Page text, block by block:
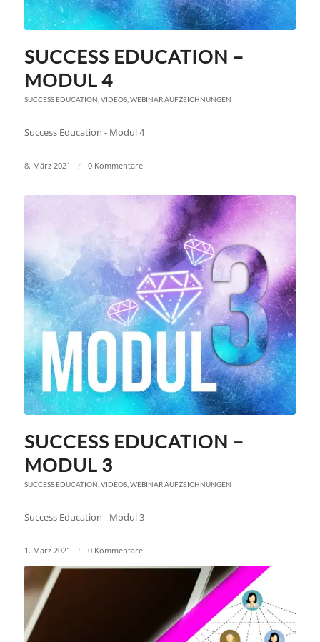
SUCCESS EDUCATION –
MODUL 4
SUCCESS EDUCATION VIDEOS, WEBINAR AUFZEICHNUNGEN
Success Education - Modul 4
8. März 2021 / 0 Kommentare
SUCCESS EDUCATION –
MODUL 3
SUCCESS EDUCATION VIDEOS, WEBINAR AUFZEICHNUNGEN
Success Education - Modul 3
1. März 2021 / 0 Kommentare